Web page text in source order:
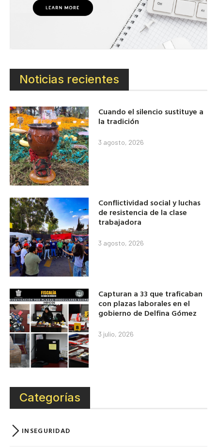
Noticias recientes
Cuando el silencio sustituye a
la tradición
3 agosto, 2026
Conflictividad social y luchas
de resistencia de la clase
trabajadora
3 agosto, 2026
Capturan a 33 que traficaban
con plazas laborales en el
gobierno de Delfina Gómez
3 julio, 2026
Categorías
INSEGURIDAD